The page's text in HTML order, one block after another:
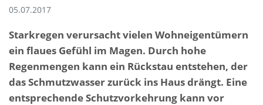
05.07.2017
Starkregen verursacht vielen Wohneigentümern
ein flaues Gefühl im Magen. Durch hohe
Regenmengen kann ein Rückstau entstehen, der
das Schmutzwasser zurück ins Haus drängt. Eine
entsprechende Schutzvorkehrung kann vor